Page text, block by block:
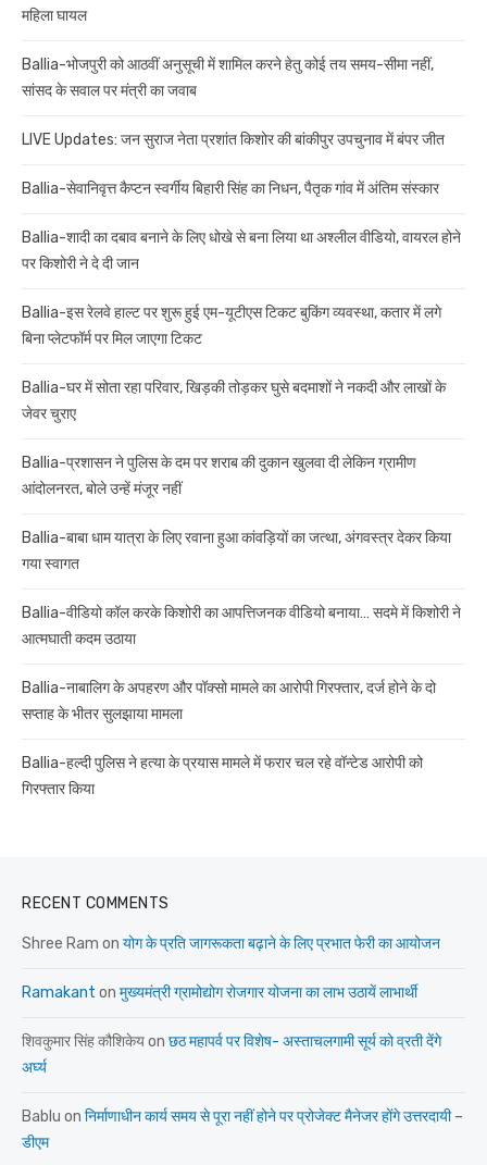
महिला घायल
Ballia-भोजपुरी को आठवीं अनुसूची में शामिल करने हेतु कोई तय समय-सीमा नहीं,
सांसद के सवाल पर मंत्री का जवाब
LIVE Updates: जन सुराज नेता प्रशांत किशोर की बांकीपुर उपचुनाव में बंपर जीत
Ballia-सेवानिवृत्त कैप्टन स्वर्गीय बिहारी सिंह का निधन, पैतृक गांव में अंतिम संस्कार
Ballia-शादी का दबाव बनाने के लिए धोखे से बना लिया था अश्लील वीडियो, वायरल होने
पर किशोरी ने दे दी जान
Ballia-इस रेलवे हाल्ट पर शुरू हुई एम-यूटीएस टिकट बुकिंग व्यवस्था, कतार में लगे
बिना प्लेटफॉर्म पर मिल जाएगा टिकट
Ballia-घर में सोता रहा परिवार, खिड़की तोड़कर घुसे बदमाशों ने नकदी और लाखों के
जेवर चुराए
Ballia-प्रशासन ने पुलिस के दम पर शराब की दुकान खुलवा दी लेकिन ग्रामीण
आंदोलनरत, बोले उन्हें मंजूर नहीं
Ballia-बाबा धाम यात्रा के लिए रवाना हुआ कांवड़ियों का जत्था, अंगवस्त्र देकर किया
गया स्वागत
Ballia-वीडियो कॉल करके किशोरी का आपत्तिजनक वीडियो बनाया… सदमे में किशोरी ने
आत्मघाती कदम उठाया
Ballia-नाबालिग के अपहरण और पॉक्सो मामले का आरोपी गिरफ्तार, दर्ज होने के दो
सप्ताह के भीतर सुलझाया मामला
Ballia-हल्दी पुलिस ने हत्या के प्रयास मामले में फरार चल रहे वॉन्टेड आरोपी को
गिरफ्तार किया
RECENT COMMENTS
Shree Ram on योग के प्रति जागरूकता बढ़ाने के लिए प्रभात फेरी का आयोजन
Ramakant on मुख्यमंत्री ग्रामोद्योग रोजगार योजना का लाभ उठायें लाभार्थी
शिवकुमार सिंह कौशिकेयon छठ महापर्व पर विशेष- अस्ताचलगामी सूर्य को व्रती देंगे
अर्घ्य
Bablu on निर्माणाधीन कार्य समय से पूरा नहीं होने पर प्रोजेक्ट मैनेजर होंगे उत्तरदायी –
डीएम